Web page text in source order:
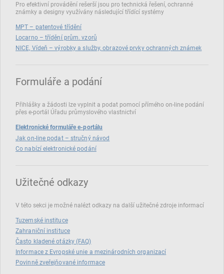
Pro efektivní provádění rešerší jsou pro technická řešení, ochranné
známky a designy využívány následující třídící systémy
MPT – patentové třídění
Locarno – třídění prům. vzorů
NICE, Vídeň – výrobky a služby, obrazové prvky ochranných známek
Formuláře a podání
Přihlášky a žádosti lze vyplnit a podat pomocí přímého on‑line podání
přes e‑portál Úřadu průmyslového vlastnictví
Elektronické formuláře e-portálu
Jak on-line podat – stručný návod
Co nabízí elektronické podání
Užitečné odkazy
V této sekci je možné nalézt odkazy na další užitečné zdroje informací
Tuzemské instituce
Zahraniční instituce
Často kladené otázky (FAQ)
Informace z Evropské unie a mezinárodních organizací
Povinně zveřejňované informace